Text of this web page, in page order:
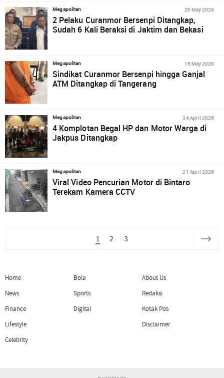
Megapolitan 20 May 2026
2 Pelaku Curanmor Bersenpi Ditangkap,
Sudah 6 Kali Beraksi di Jaktim dan Bekasi
Megapolitan 15 May 2026
Sindikat Curanmor Bersenpi hingga Ganjal
ATM Ditangkap di Tangerang
Megapolitan 24 April 2026
4 Komplotan Begal HP dan Motor Warga di
Jakpus Ditangkap
Megapolitan 21 April 2026
Viral Video Pencurian Motor di Bintaro
Terekam Kamera CCTV
1 2 3
Home
News
Finance
Lifestyle
Celebrity
Bola
Sports
Digital
About Us
Redaksi
Kotak Pos
Disclaimer